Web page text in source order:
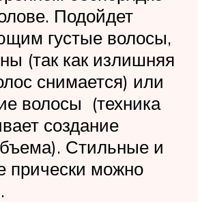
Подойдет
густые волосы,
(так как излишняя
снимается) или
волосы (техника
создание
Стильные и
прически можно